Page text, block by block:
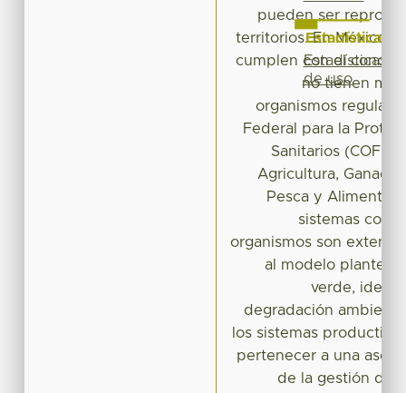
pueden ser
territorios. En México
cumplen con el
no tienen
organismos
Federal para la
Sanitarios
Agricultura,
Pesca y
sistemas
organismos son
al modelo
verde,
degradación
los sistemas
pertenecer a una
de la gestión de
Estadísticas
Estadísticas
de uso